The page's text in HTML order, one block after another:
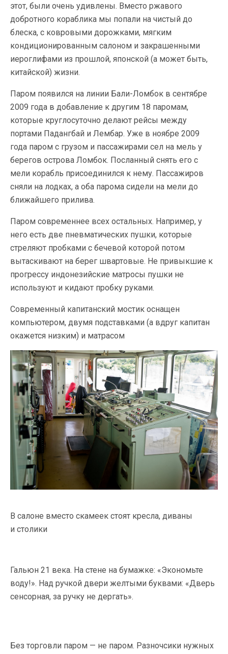
этот, были очень удивлены. Вместо ржавого
добротного кораблика мы попали на чистый до
блеска, с ковровыми дорожками, мягким
кондиционированным салоном и закрашенными
иероглифами из прошлой, японской (а может быть,
китайской) жизни.
Паром появился на линии Бали-Ломбок в сентябре
2009 года в добавление к другим 18 паромам,
которые круглосуточно делают рейсы между
портами Падангбай и Лембар. Уже в ноябре 2009
года паром с грузом и пассажирами сел на мель у
берегов острова Ломбок. Посланный снять его с
мели корабль присоединился к нему. Пассажиров
сняли на лодках, а оба парома сидели на мели до
ближайшего прилива.
Паром современнее всех остальных. Например, у
него есть две пневматических пушки, которые
стреляют пробками с бечевой которой потом
вытаскивают на берег швартовые. Не привыкшие к
прогрессу индонезийские матросы пушки не
используют и кидают пробку руками.
Современный капитанский мостик оснащен
компьютером, двумя подставками (а вдруг капитан
окажется низким) и матрасом
В салоне вместо скамеек стоят кресла, диваны
и столики
Гальюн 21 века. На стене на бумажке: «Экономьте
воду!». Над ручкой двери желтыми буквами: «Дверь
сенсорная, за ручку не дергать».
Без торговли паром — не паром. Разночсики нужных